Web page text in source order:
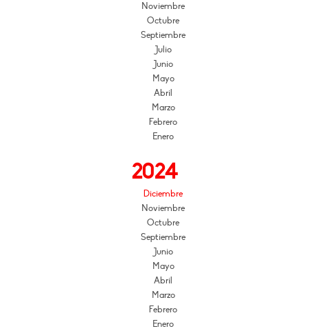
Noviembre
Octubre
Septiembre
Julio
Junio
Mayo
Abril
Marzo
Febrero
Enero
2024
Diciembre
Noviembre
Octubre
Septiembre
Junio
Mayo
Abril
Marzo
Febrero
Enero